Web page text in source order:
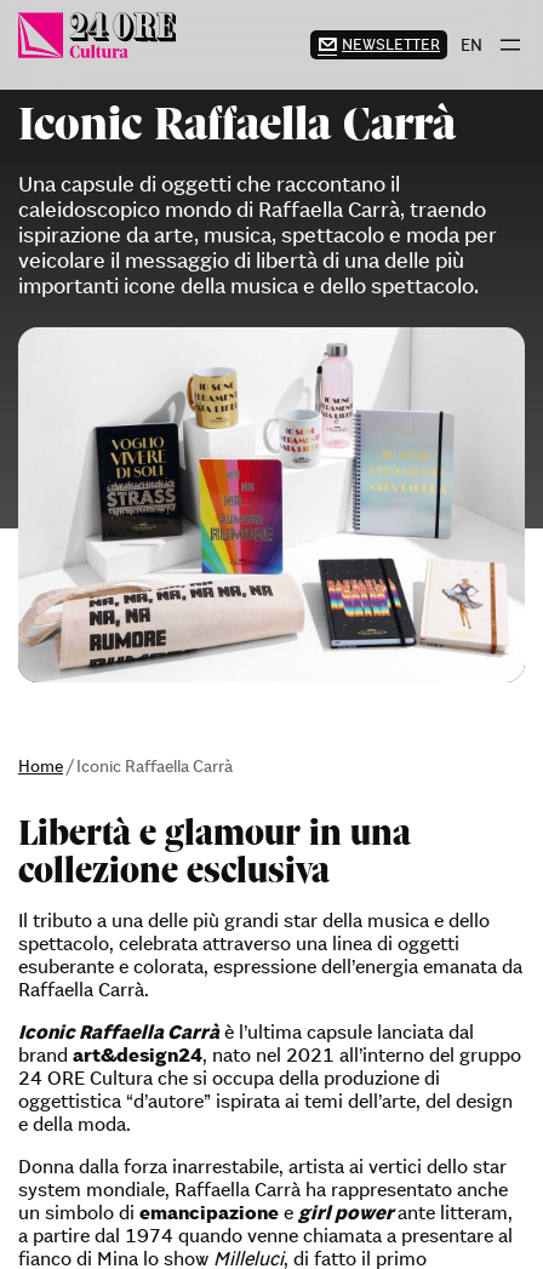
Vai
contenuto
NEWSLETTER EN
Iconic Raffaella Carrà
Una capsule di oggetti che raccontano il
caleidoscopico mondo di Raffaella Carrà, traendo
ispirazione da arte, musica, spettacolo e moda per
veicolare il messaggio di libertà di una delle più
importanti icone della musica e dello spettacolo.
Home/Iconic Raffaella Carrà
Libertà e glamour in una
collezione esclusiva
Il tributo a una delle più grandi star della musica e dello
spettacolo, celebrata attraverso una linea di oggetti
esuberante e colorata, espressione dell’energia emanata da
Raffaella Carrà.
Iconic Raffaella Carràè l’ultima capsule lanciata dal
brand art&design24, nato nel 2021 all’interno del gruppo
24 ORE Cultura che si occupa della produzione di
oggettistica “d’autore” ispirata ai temi dell’arte, del design
e della moda.
Donna dalla forza inarrestabile, artista ai vertici dello star
system mondiale, Raffaella Carrà ha rappresentato anche
un simbolo di emancipazione e girl powerante litteram,
a partire dal 1974 quando venne chiamata a presentare al
fianco di Mina lo show Milleluci, di fatto il primo